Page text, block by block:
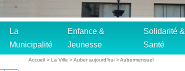
La
Municipalité
Enfance &
Jeunesse
Solidarité &
Santé
Accueil >La Ville>Auber aujourd’hui>Aubermensuel